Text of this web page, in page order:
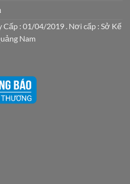
: 01/04/2019 . Nơi cấp : Sở Kế
Nam